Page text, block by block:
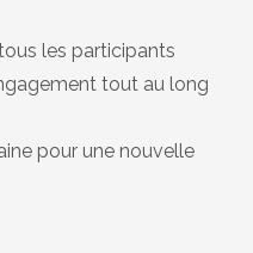
les participants
tout au long
pour une nouvelle